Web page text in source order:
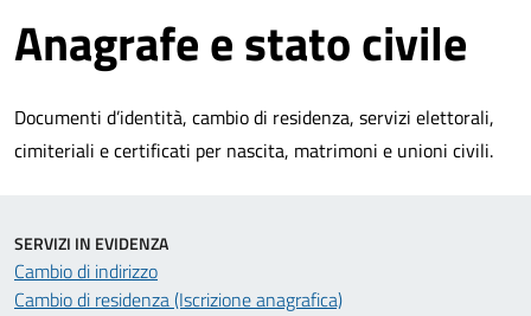
Anagrafe e stato civile
Documenti d’identità, cambio di residenza, servizi elettorali,
cimiteriali e certificati per nascita, matrimoni e unioni civili.
SERVIZI IN EVIDENZA
Cambio di indirizzo
Cambio di residenza (Iscrizione anagrafica)